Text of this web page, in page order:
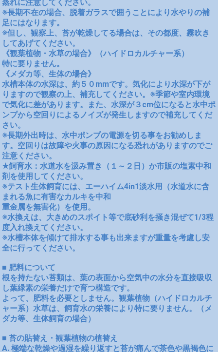
蒸れに注意してください。
※長期不在の場合、脱着ガラスで囲うことにより水やりの補
足にはなります。
※但し、観察上、苔が乾燥してる場合は、その都度、霧吹き
してあげてください。
《観葉植物・水草の場合》（ハイドロカルチャー系）
特に要りません。
《メダカ等、生体の場合》
水槽本体の水深は、約５０mmです。気化により水深が下が
りますので観察の上、補充してください。※季節や室内環境
で気化に差があります。また、水深が３cm位になると水中ポ
ンプから空回りによるノイズが発生しますので補充してくだ
さい。
※長期外出時は、水中ポンプの電源を切る事をお勧めしま
す。空回りは故障や火事の原因になる恐れがありますのでご
注意ください。
★飼育水：水道水を汲み置き（１～２日）か市販の塩素中和
剤を使用してください。
※テスト生体飼育には、エーハイム4in1淡水用（水道水に含
まれる魚に有害なカルキを中和
重金属を無害化）を使用。
※水換えは、大きめのスポイト等で底砂利を掻き混ぜて1/3程
度入れ換えてください。
※水槽本体を傾けて排水する事も出来ますが重量を考慮し安
全に行ってください。
■ 肥料について
根を持たない苔類は、葉の表面から空気中の水分を直接吸収
し葉緑素の栄養だけで育つ構造です。
よって、肥料を必要としません。観葉植物（ハイドロカルチ
ャー系）水草は、飼育水の栄養により特に要りません。（メ
ダカ等、生体飼育の場合）
■ 苔の貼替え・観葉植物の植替え
A. 極端な乾燥や過湿を繰り返すと苔が痛んで茶色や黒褐色に